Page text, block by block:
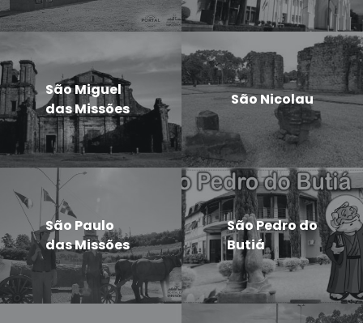
São Miguel
das Missões
São Nicolau
São Paulo
das Missões
São Pedro do
Butiá